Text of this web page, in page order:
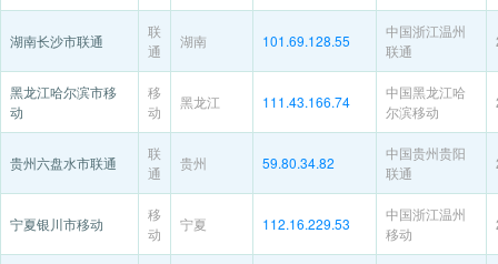
湖南长沙市联通
联
通
湖南 101.69.128.55
中国浙江温州
联通
黑龙江哈尔滨市移
动
移
动
黑龙江 111.43.166.74
中国黑龙江哈
尔滨移动
贵州六盘水市联通
联
通
贵州 59.80.34.82
中国贵州贵阳
联通
宁夏银川市移动
移
动
宁夏 112.16.229.53
中国浙江温州
移动